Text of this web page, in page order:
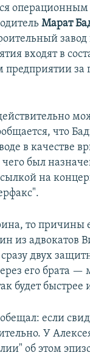
Марат
входят в
за
что
в качестве
чего был
на
то причины
из
сразу двух
его брата
будет быстрее
если
У
об этом